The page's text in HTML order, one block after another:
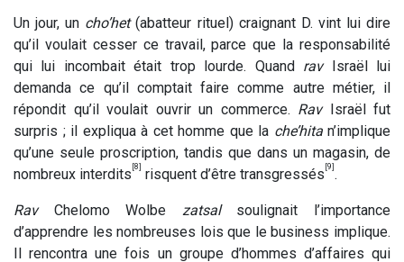
Un jour, un cho’het(abatteur rituel) craignant D. vint lui dire
qu’il voulait cesser ce travail, parce que la responsabilité
qui lui incombait était trop lourde. Quand ravIsraël lui
demanda ce qu’il comptait faire comme autre métier, il
répondit qu’il voulait ouvrir un commerce. RavIsraël fut
surpris ; il expliqua à cet homme que la che’hitan’implique
qu’une seule proscription, tandis que dans un magasin, de
nombreux interdits [8] risquent d’être transgressés [9] .
RavChelomo Wolbe zatsalsoulignait l’importance
d’apprendre les nombreuses lois que le business implique.
Il rencontra une fois un groupe d’hommes d’affaires qui